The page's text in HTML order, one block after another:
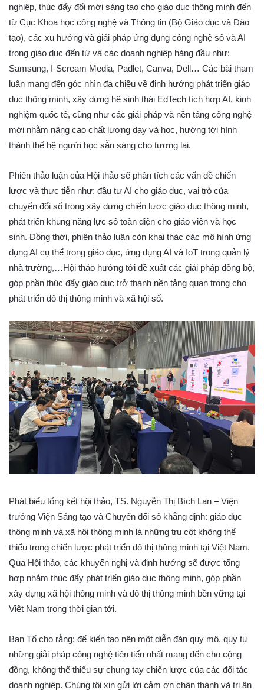
nghiệp, thúc đẩy đổi mới sáng tạo cho giáo dục thông minh đến
từ Cục Khoa học công nghệ và Thông tin (Bộ Giáo dục và Đào
tạo), các xu hướng và giải pháp ứng dụng công nghệ số và AI
trong giáo dục đến từ và các doanh nghiệp hàng đầu như:
Samsung, I-Scream Media, Padlet, Canva, Dell… Các bài tham
luận mang đến góc nhìn đa chiều về định hướng phát triển giáo
dục thông minh, xây dựng hệ sinh thái EdTech tích hợp AI, kinh
nghiệm quốc tế, cũng như các giải pháp và nền tảng công nghệ
mới nhằm nâng cao chất lượng dạy và học, hướng tới hình
thành thế hệ người học sẵn sàng cho tương lai.
Phiên thảo luận của Hội thảo sẽ phân tích các vấn đề chiến
lược và thực tiễn như: đầu tư AI cho giáo dục, vai trò của
chuyển đổi số trong xây dựng chiến lược giáo dục thông minh,
phát triển khung năng lực số toàn diện cho giáo viên và học
sinh. Đồng thời, phiên thảo luận còn khai thác các mô hình ứng
dụng AI cụ thể trong giáo dục, ứng dụng AI và IoT trong quản lý
nhà trường,…Hội thảo hướng tới đề xuất các giải pháp đồng bộ,
góp phần thúc đẩy giáo dục trở thành nền tảng quan trọng cho
phát triển đô thị thông minh và xã hội số.
Phát biểu tổng kết hội thảo, TS. Nguyễn Thị Bích Lan – Viện
trưởng Viện Sáng tạo và Chuyển đổi số khẳng định: giáo dục
thông minh và xã hội thông minh là những trụ cột không thể
thiếu trong chiến lược phát triển đô thị thông minh tại Việt Nam.
Qua Hội thảo, các khuyến nghị và định hướng sẽ được tổng
hợp nhằm thúc đẩy phát triển giáo dục thông minh, góp phần
xây dựng xã hội thông minh và đô thị thông minh bền vững tại
Việt Nam trong thời gian tới.
Ban Tổ cho rằng: để kiến tạo nên một diễn đàn quy mô, quy tụ
những giải pháp công nghệ tiên tiến nhất mang đến cho cộng
đồng, không thể thiếu sự chung tay chiến lược của các đối tác
doanh nghiệp. Chúng tôi xin gửi lời cảm ơn chân thành và tri ân